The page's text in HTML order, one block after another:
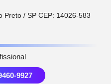
Preto / SP CEP: 14026-583
9927